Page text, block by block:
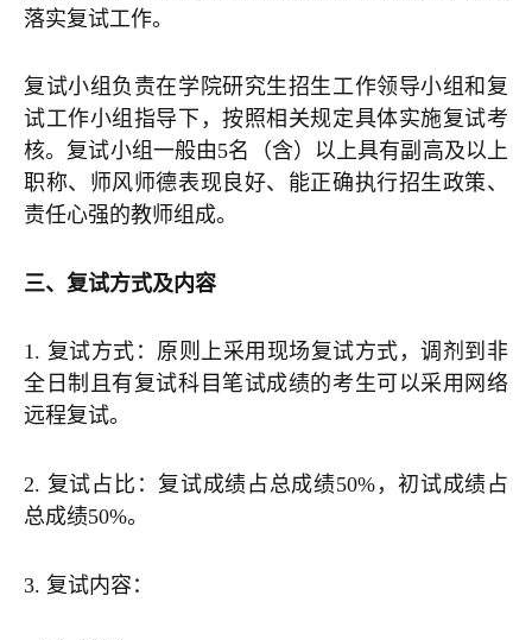
落实复试工作。
复试小组负责在学院研究生招生工作领导小组和复
试工作小组指导下，按照相关规定具体实施复试考
核。复试小组一般由5名（含）以上具有副高及以上
职称、师风师德表现良好、能正确执行招生政策、
责任心强的教师组成。
三、复试方式及内容
1. 复试方式：原则上采用现场复试方式，调剂到非
全日制且有复试科目笔试成绩的考生可以采用网络
远程复试。
2. 复试占比：复试成绩占总成绩50%，初试成绩占
总成绩50%。
3. 复试内容：